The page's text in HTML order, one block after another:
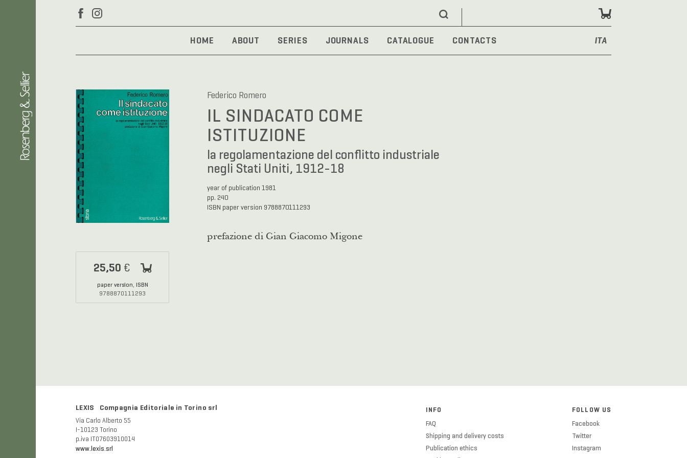
HOME ABOUT SERIES JOURNALS CATALOGUE CONTACTS ITA
25,50 €
paper version, ISBN
9788870111293
Federico Romero
IL SINDACATO COME
ISTITUZIONE
la regolamentazione del conflitto industriale
negli Stati Uniti, 1912-18
year of publication 1981
pp. 240
ISBN paper version 9788870111293
prefazione di Gian Giacomo Migone
LEXIS Compagnia Editoriale in Torino srl
Via Carlo Alberto 55
I-10123 Torino
p.iva IT07603910014
www.lexis.srl
INFO
FAQ
Shipping and delivery costs
Publication ethics
FOLLOW US
Facebook
Twitter
Instagram